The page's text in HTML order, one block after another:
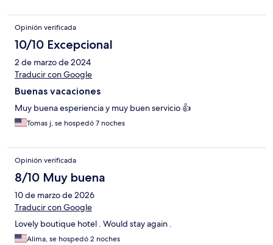
Opinión verificada
10/10 Excepcional
2 de marzo de 2024
Traducir con Google
Buenas vacaciones
Muy buena esperiencia y muy buen servicio 👍
Tomas j, se hospedó 7 noches
Opinión verificada
8/10 Muy buena
10 de marzo de 2026
Traducir con Google
Lovely boutique hotel . Would stay again .
Alima, se hospedó 2 noches